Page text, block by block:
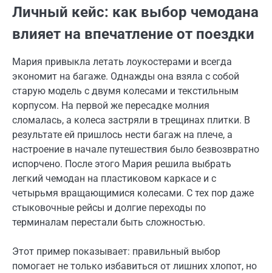
Личный кейс: как выбор чемодана
влияет на впечатление от поездки
Мария привыкла летать лоукостерами и всегда
экономит на багаже. Однажды она взяла с собой
старую модель с двумя колесами и текстильным
корпусом. На первой же пересадке молния
сломалась, а колеса застряли в трещинах плитки. В
результате ей пришлось нести багаж на плече, а
настроение в начале путешествия было безвозвратно
испорчено. После этого Мария решила выбрать
легкий чемодан на пластиковом каркасе и с
четырьмя вращающимися колесами. С тех пор даже
стыковочные рейсы и долгие переходы по
терминалам перестали быть сложностью.
Этот пример показывает: правильный выбор
помогает не только избавиться от лишних хлопот, но